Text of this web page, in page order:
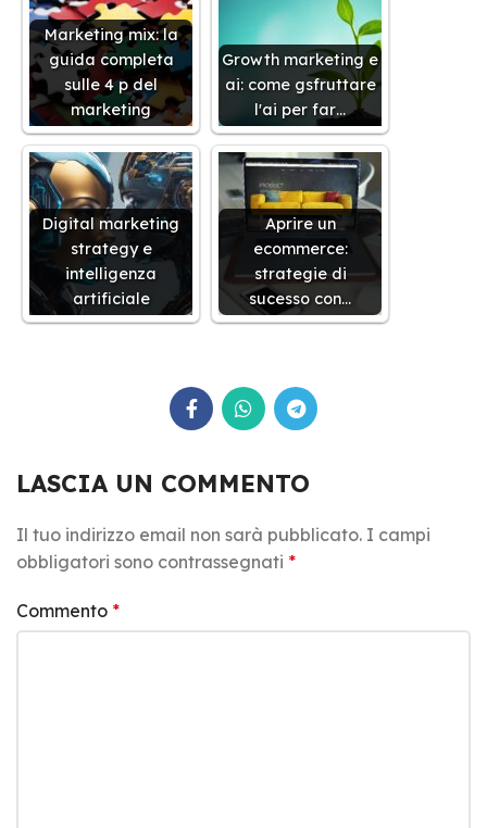
Marketing mix: la
guida completa
sulle 4 p del
marketing
Growth marketing e
ai: come gsfruttare
l'ai per far…
Digital marketing
strategy e
intelligenza
artificiale
Aprire un
ecommerce:
strategie di
sucesso con…
LASCIA UN COMMENTO
Il tuo indirizzo email non sarà pubblicato. I campi
obbligatori sono contrassegnati *
Commento *